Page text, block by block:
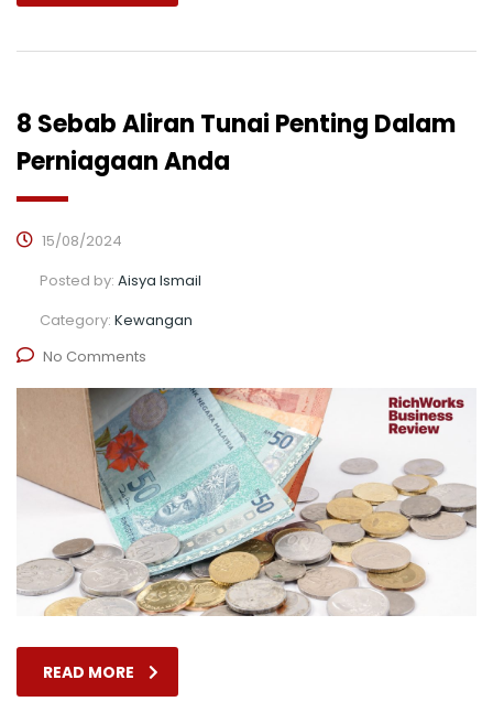
8 Sebab Aliran Tunai Penting Dalam
Perniagaan Anda
15/08/2024
Posted by: Aisya Ismail
Category: Kewangan
No Comments
READ MORE